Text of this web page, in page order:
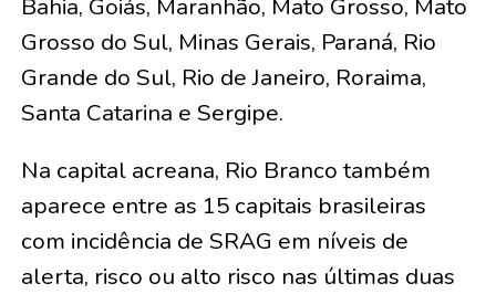
Bahia, Goiás, Maranhão, Mato Grosso, Mato
Grosso do Sul, Minas Gerais, Paraná, Rio
Grande do Sul, Rio de Janeiro, Roraima,
Santa Catarina e Sergipe.
Na capital acreana, Rio Branco também
aparece entre as 15 capitais brasileiras
com incidência de SRAG em níveis de
alerta, risco ou alto risco nas últimas duas